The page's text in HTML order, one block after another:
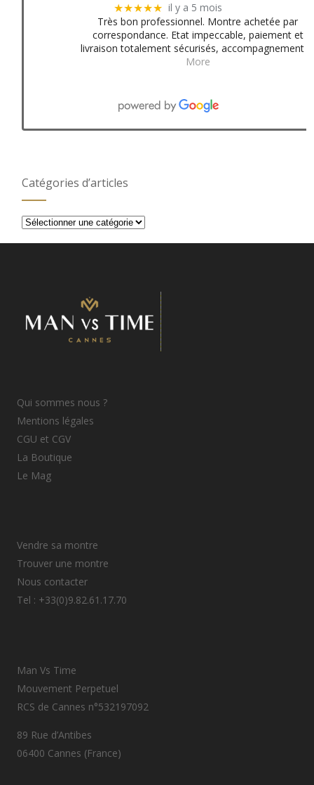
★★★★★ il y a 5 mois
Très bon professionnel. Montre achetée par
correspondance. Etat impeccable, paiement et
livraison totalement sécurisés, accompagnement
More
Catégories d’articles
Catégories
Qui sommes nous ?
Mentions légales
CGU et CGV
La Boutique
Le Mag
Vendre sa montre
Trouver une montre
Nous contacter
Tel : +33(0)9.82.61.17.70
Man Vs Time
Mouvement Perpetuel
RCS de Cannes n°532197092
89 Rue d’Antibes
06400 Cannes (France)